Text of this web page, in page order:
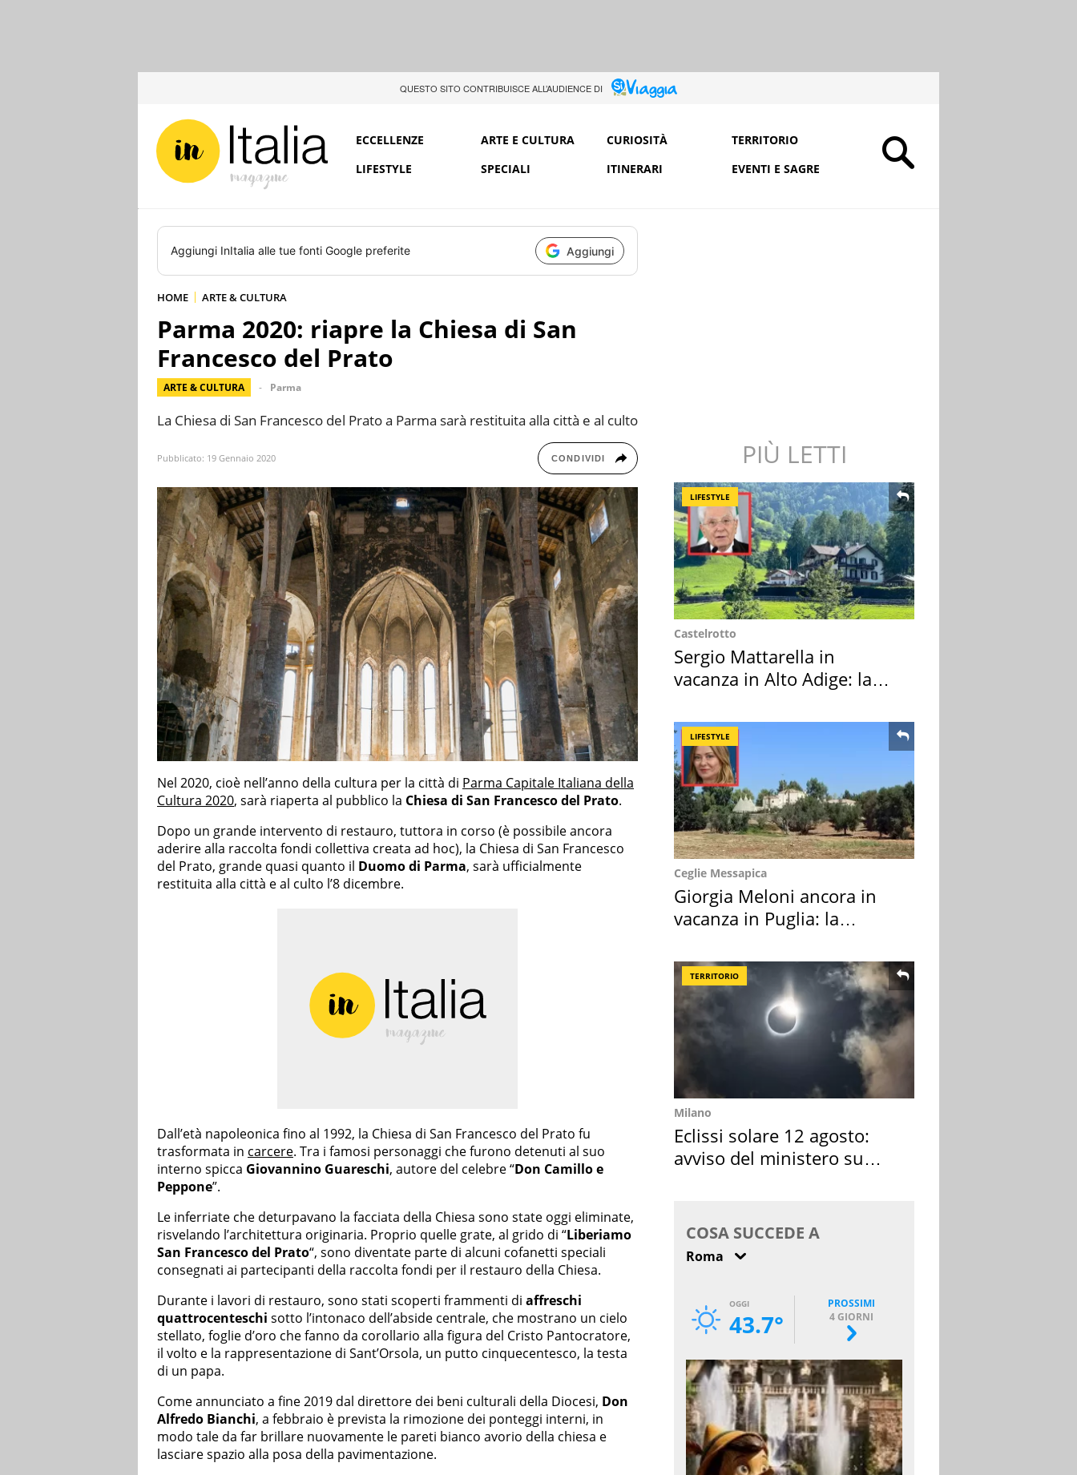
QUESTO SITO CONTRIBUISCE ALL’AUDIENCE DI
ECCELLENZE ARTE E CULTURA CURIOSITÀ
TERRITORIO
LIFESTYLE
SPECIALI ITINERARI EVENTI E SAGRE
Aggiungi InItalia alle tue fonti Google preferite Aggiungi
HOME ARTE & CULTURA
Parma 2020: riapre la Chiesa di San
Francesco del Prato
ARTE & CULTURA Parma
La Chiesa di San Francesco del Prato a Parma sarà restituita alla città e al culto
Pubblicato: 19 Gennaio 2020 CONDIVIDI
Nel 2020, cioè nell’anno della cultura per la città di Parma Capitale Italiana della
Cultura 2020, sarà riaperta al pubblico la Chiesa di San Francesco del Prato.
Dopo un grande intervento di restauro, tuttora in corso (è possibile ancora
aderire alla raccolta fondi collettiva creata ad hoc), la Chiesa di San Francesco
del Prato, grande quasi quanto il Duomo di Parma, sarà ufficialmente
restituita alla città e al culto l’8 dicembre.
Dall’età napoleonica fino al 1992, la Chiesa di San Francesco del Prato fu
trasformata in carcere. Tra i famosi personaggi che furono detenuti al suo
interno spicca Giovannino Guareschi, autore del celebre “Don Camillo e
Peppone”.
Le inferriate che deturpavano la facciata della Chiesa sono state oggi eliminate,
risvelando l’architettura originaria. Proprio quelle grate, al grido di “Liberiamo
San Francesco del Prato“, sono diventate parte di alcuni cofanetti speciali
consegnati ai partecipanti della raccolta fondi per il restauro della Chiesa.
Durante i lavori di restauro, sono stati scoperti frammenti di affreschi
quattrocenteschi sotto l’intonaco dell’abside centrale, che mostrano un cielo
stellato, foglie d’oro che fanno da corollario alla figura del Cristo Pantocratore,
il volto e la rappresentazione di Sant’Orsola, un putto cinquecentesco, la testa
di un papa.
Come annunciato a fine 2019 dal direttore dei beni culturali della Diocesi, Don
Alfredo Bianchi, a febbraio è prevista la rimozione dei ponteggi interni, in
modo tale da far brillare nuovamente le pareti bianco avorio della chiesa e
lasciare spazio alla posa della pavimentazione.
PIÙ LETTI
LIFESTYLE
Castelrotto
Sergio Mattarella in
vacanza in Alto Adige: la
LIFESTYLE
Ceglie Messapica
Giorgia Meloni ancora in
vacanza in Puglia: la
TERRITORIO
Milano
Eclissi solare 12 agosto:
avviso del ministero su